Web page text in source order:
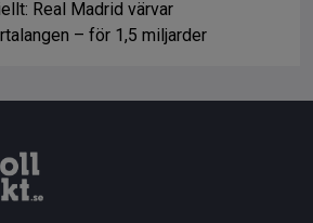
Real Madrid värvar
– för 1,5 miljarder